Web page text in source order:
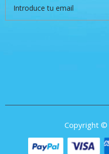
Copyright ©